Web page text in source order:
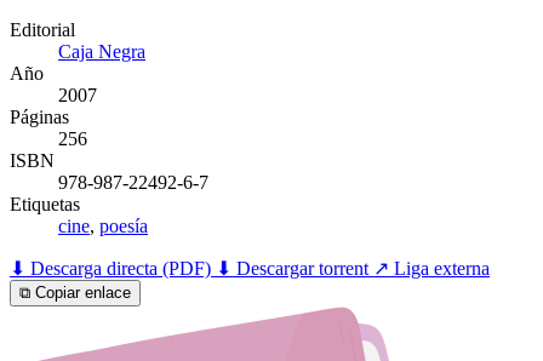
Editorial
Caja Negra
Año
2007
Páginas
256
ISBN
978-987-22492-6-7
Etiquetas
cine, poesía
⬇ Descarga directa (PDF) ⬇ Descargar torrent ↗ Liga externa
⧉ Copiar enlace